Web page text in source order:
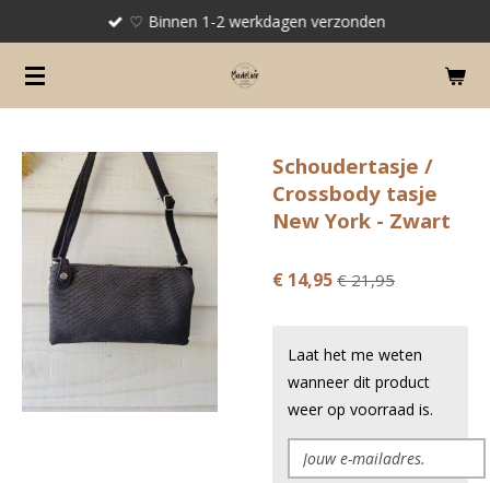
naar
de
♡ Binnen 1-2 werkdagen verzonden
Schoudertasje /
Crossbody tasje
New York - Zwart
€ 14,95 € 21,95
Laat het me weten
wanneer dit product
weer op voorraad is.